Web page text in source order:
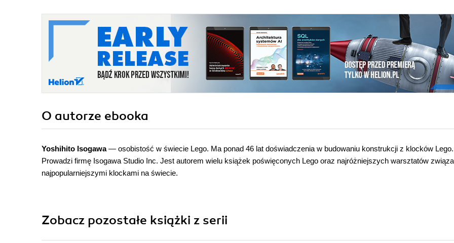
O autorze ebooka
Yoshihito Isogawa— osobistość w świecie Lego. Ma ponad 46 lat doświadczenia w budowaniu konstrukcji z klocków Lego.
Prowadzi firmę Isogawa Studio Inc. Jest autorem wielu książek poświęconych Lego oraz najróżniejszych warsztatów
najpopularniejszymi klockami na świecie.
Zobacz pozostałe książki z serii